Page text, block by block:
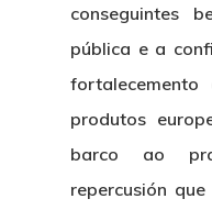
conseguintes
pública e a
produtos
barco ao
repercusión